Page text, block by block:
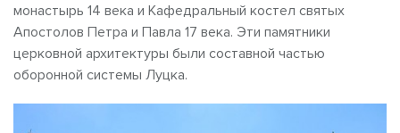
монастырь 14 века и Кафедральный костел святых
Апостолов Петра и Павла 17 века. Эти памятники
церковной архитектуры были составной частью
оборонной системы Луцка.